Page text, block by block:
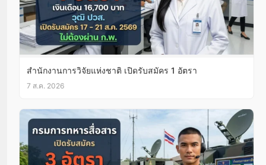
สำนักงานการวิจัยแห่งชาติ เปิดรับสมัคร 1 อัตรา
7 ส.ค. 2026